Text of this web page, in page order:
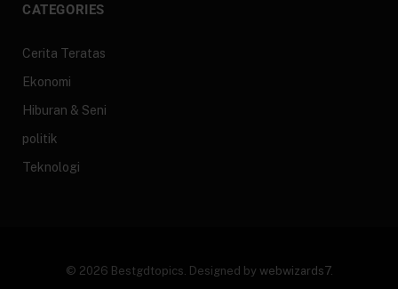
CATEGORIES
Cerita Teratas
Ekonomi
Hiburan & Seni
politik
Teknologi
© 2026 Bestgdtopics. Designed by webwizards7.